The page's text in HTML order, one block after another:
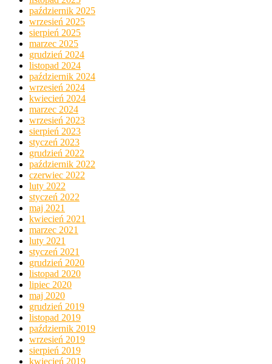
październik 2025
wrzesień 2025
sierpień 2025
marzec 2025
grudzień 2024
listopad 2024
październik 2024
wrzesień 2024
kwiecień 2024
marzec 2024
wrzesień 2023
sierpień 2023
styczeń 2023
grudzień 2022
październik 2022
czerwiec 2022
luty 2022
styczeń 2022
maj 2021
kwiecień 2021
marzec 2021
luty 2021
styczeń 2021
grudzień 2020
listopad 2020
lipiec 2020
maj 2020
grudzień 2019
listopad 2019
październik 2019
wrzesień 2019
sierpień 2019
kwiecień 2019